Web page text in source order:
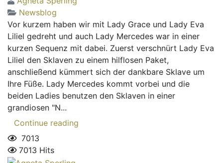
Newsblog
Vor kurzem haben wir mit Lady Grace und Lady Eva
Liliel gedreht und auch Lady Mercedes war in einer
kurzen Sequenz mit dabei. Zuerst verschnürt Lady Eva
Liliel den Sklaven zu einem hilflosen Paket,
anschließend kümmert sich der dankbare Sklave um
Ihre Füße. Lady Mercedes kommt vorbei und die
beiden Ladies benutzen den Sklaven in einer
grandiosen "N...
Continue reading
7013
7013 Hits